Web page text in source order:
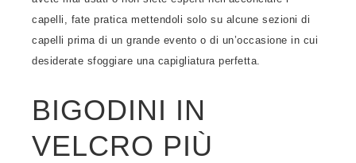
capelli, fate pratica mettendoli solo su alcune sezioni di
capelli prima di un grande evento o di un’occasione in cui
desiderate sfoggiare una capigliatura perfetta.
BIGODINI IN
VELCRO PIÙ